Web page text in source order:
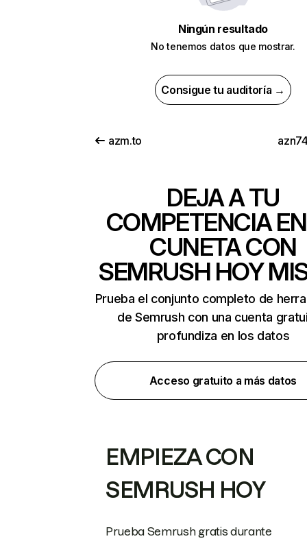
Ningún resultado
No tenemos datos que mostrar.
Consigue tu auditoría →
azm.to
DEJA A TU
COMPETENCIA
CUNETA CON
SEMRUSH HOY
Prueba el conjunto completo de
de Semrush con una cuenta
profundiza en los datos
Acceso gratuito a más datos
EMPIEZA CON
SEMRUSH HOY
Prueba Semrush gratis durante